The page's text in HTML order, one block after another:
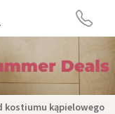
kostiumu kąpielowego